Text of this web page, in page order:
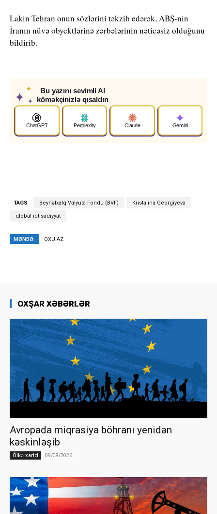
Lakin Tehran onun sözlərini təkzib edərək, ABŞ-nin
İranın nüvə obyektlərinə zərbələrinin nəticəsiz olduğunu
bildirib.
✦
✦
✦
Bu yazını sevimli AI
köməkçinizlə qısaldın
ChatGPT Perplexity Claude Gemini
TAGS Beynəlxalq Valyuta Fondu (BVF) Kristalina Georgiyeva
qlobal iqtisadiyyat
MƏNBƏ: OXU.AZ
OXŞAR XƏBƏRLƏR
Avropada miqrasiya böhranı yenidən
kəskinləşib
Ölkə xarici 09/08/2026